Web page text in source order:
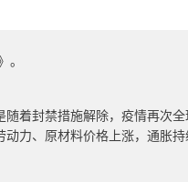
。
着封禁措施解除，疫情再次
力、原材料价格上涨，通胀